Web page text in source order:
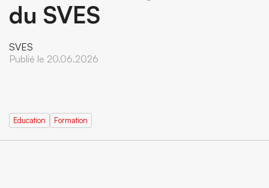
du SVES
SVES
Publié le 20.06.2026
Education Formation